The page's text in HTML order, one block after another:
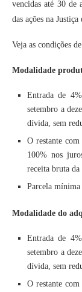
vencidas até 30 de
das ações na
Veja as condições
Modalidade
Entrada de
setembro a
dívida, sem
O restante
100% nos
receita bruta
Parcela
Modalidade do
Entrada de
setembro a
dívida, sem
O restante